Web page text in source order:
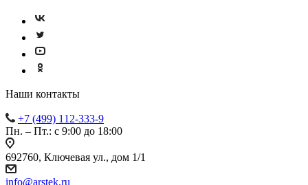
Наши контакты
+7 (499) 112-333-9
Пн. – Пт.: с 9:00 до 18:00
692760, Ключевая ул., дом 1/1
info@arstek.ru